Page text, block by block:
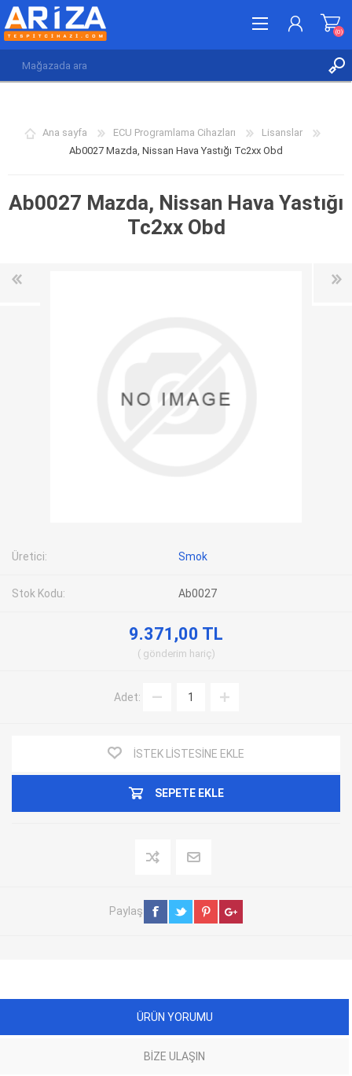
İSTEK LISTESI (0)
(0)
Ana sayfa ECU Programlama Cihazları
Lisanslar
Ab0027 Mazda, Nissan Hava Yastığı Tc2xx Obd
Ab0027 Mazda, Nissan Hava Yastığı
Tc2xx Obd
Üretici: Smok
Stok Kodu: Ab0027
9.371,00 TL
gönderim hariç
Adet:
İSTEK LISTESINE EKLE
SEPETE EKLE
Paylaş
ÜRÜN YORUMU
BIZE ULAŞIN